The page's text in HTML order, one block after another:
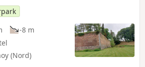
-8 m
(Nord)